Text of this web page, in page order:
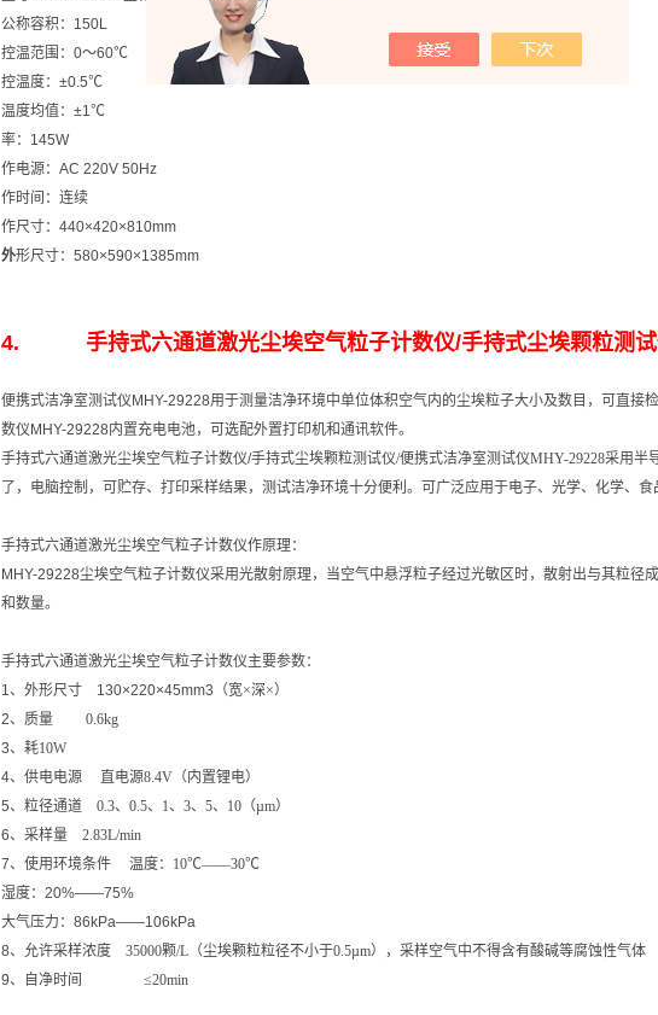
公称容积： 150L
控温范围： 0～60℃
控温度： ±0.5℃
温度均值： ±1℃
率： 145W
作电源： AC 220V 50Hz
作时间：连续
作尺寸： 440×420×810mm
外形尺寸： 580×590×1385mm
4. 手持式六通道激光尘埃空气粒子计数仪/手持式尘埃颗粒测
便携式洁净室测试仪 MHY-29228用于测量洁净环境中单位体积空气内 的尘埃粒子大小及数目，可直接
数仪 MHY-29228 内置充电电池，可选配外置打印机和通讯软件。
手持式六通道激光尘埃空气粒子计数仪/手持式尘埃颗粒测试仪/便携式洁净室测试仪MHY-29228采用半
了，电脑控制，可贮存、打印采样结果，测试洁净环境十分便利。可广泛应用于电子、光学、化学、
手持式六通道激光尘埃空气粒子计数仪作原理：
MHY-29228尘埃空气粒子计数仪采用光散射原理，当空气中悬浮粒子经过光敏区时，散射出与其粒径成
和数量。
手持式六通道激光尘埃空气粒子计数仪主要参数：
1、 外形尺寸 130×220×45mm3 （宽×深×）
2、质量 0.6kg
3、耗10W
4、供电电源 直电源8.4V （ 内置锂电）
5、粒径通道 0.3、 0.5、 1、 3、 5、 10 （µm）
6、采样量 2.83L/min
7、使用环境条件 温度： 10℃——30℃
湿度： 20%——75%
大气压力： 86kPa——106kPa
8、允许采样浓度 35000颗/L （尘埃颗粒粒径不小于0.5µm），采样空气中不得含有酸碱等腐蚀性气体
9、自净时间 ≤20min